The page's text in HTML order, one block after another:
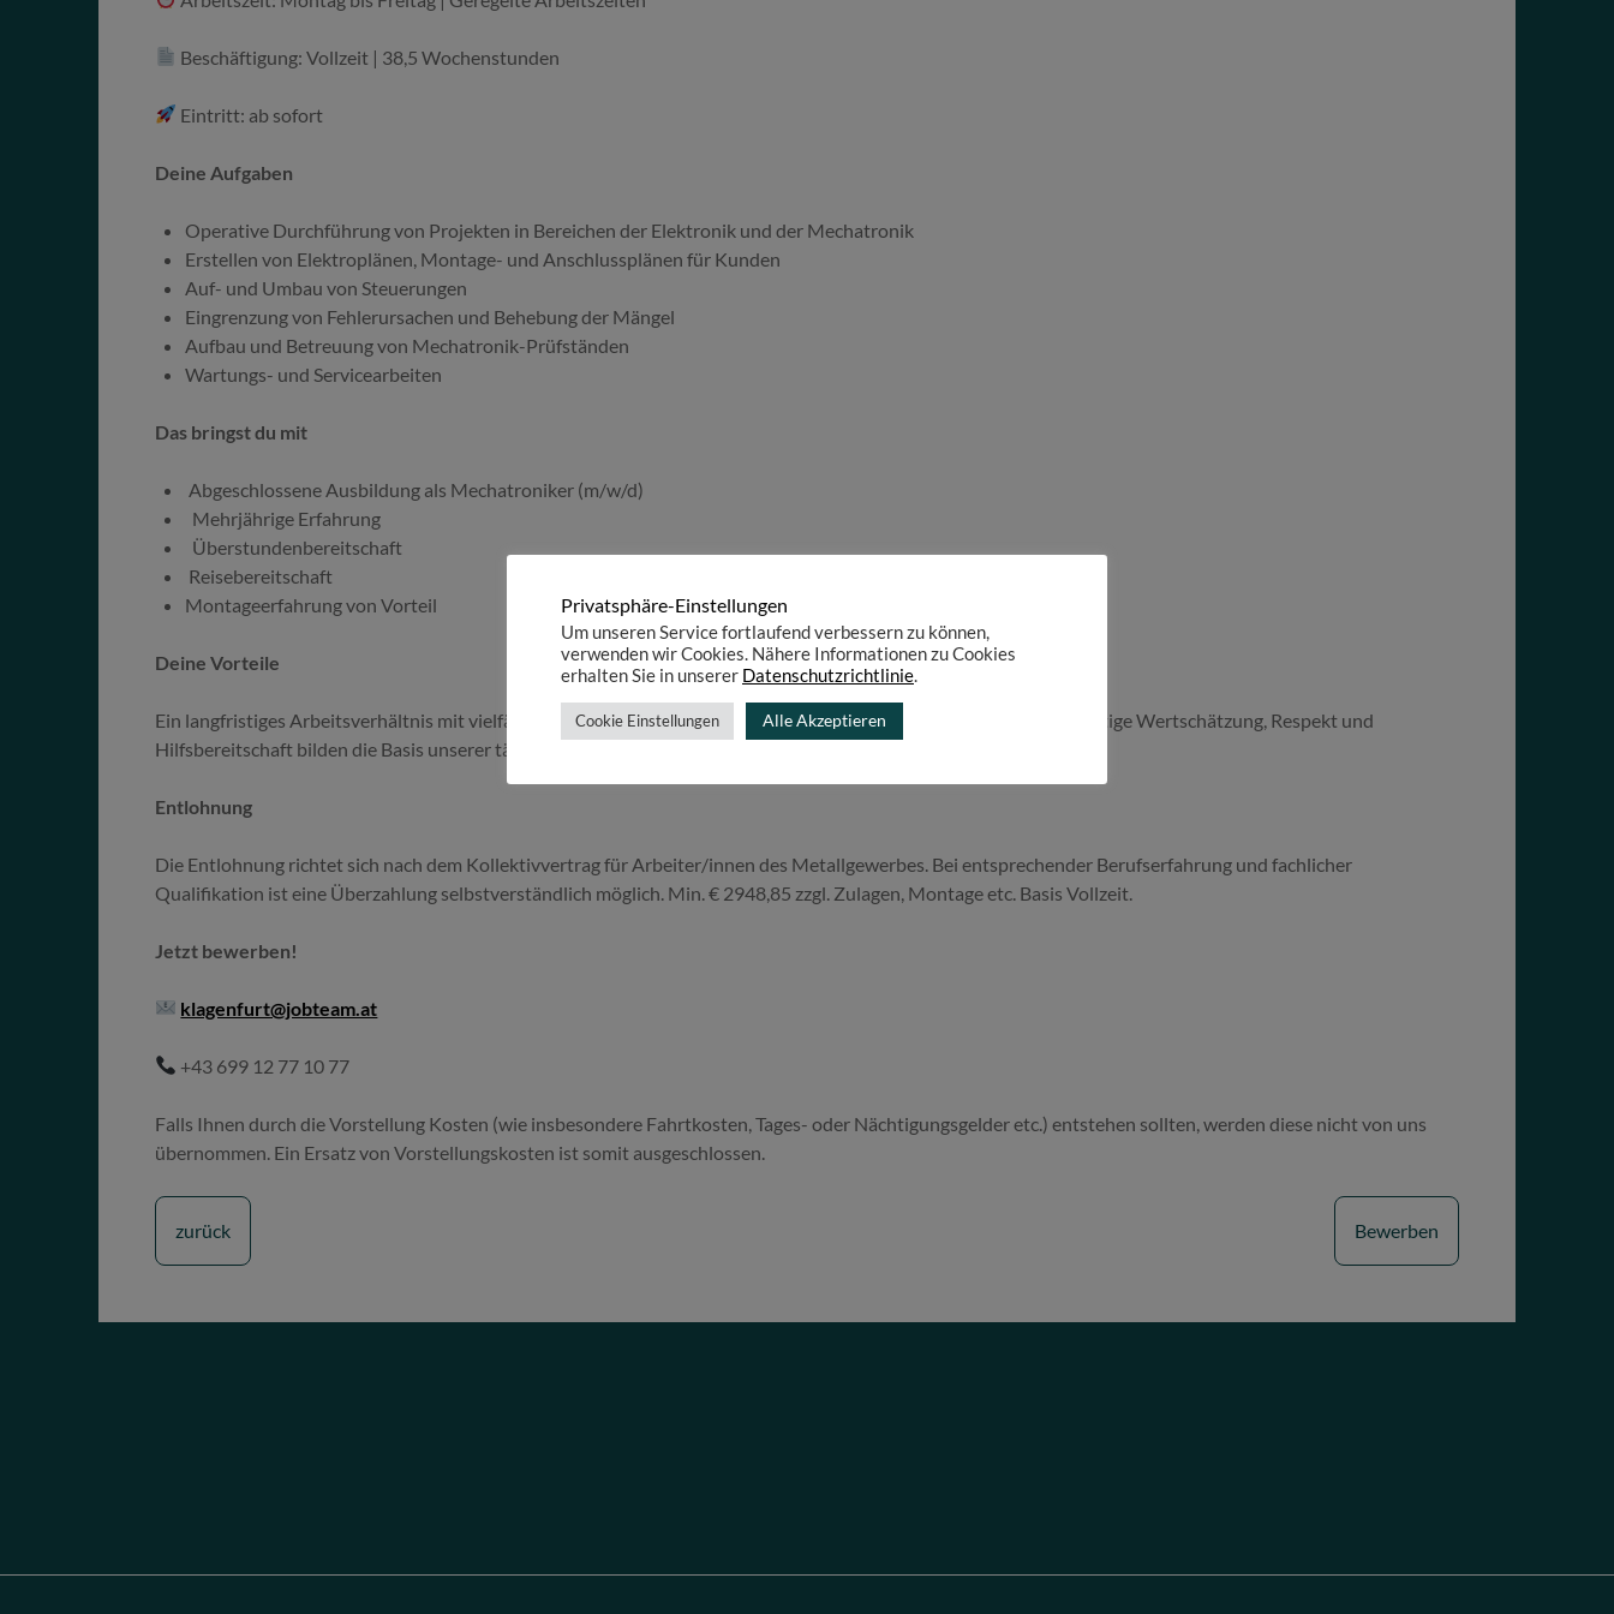
Beschäftigung: Vollzeit | 38,5 Wochenstunden
Eintritt: ab sofort
Deine Aufgaben
Operative Durchführung von Projekten in Bereichen der Elektronik und der Mechatronik
Erstellen von Elektroplänen, Montage- und Anschlussplänen für Kunden
Auf- und Umbau von Steuerungen
Eingrenzung von Fehlerursachen und Behebung der Mängel
Aufbau und Betreuung von Mechatronik-Prüfständen
Wartungs- und Servicearbeiten
Das bringst du mit
Abgeschlossene Ausbildung als Mechatroniker (m/w/d)
Mehrjährige Erfahrung
Überstundenbereitschaft
Reisebereitschaft
Montageerfahrung von Vorteil
Deine Vorteile
Ein langfristiges Arbeitsverhältnis mit vielfältigen und interessanten Aufgaben. Ein starker Zusammenhalt, gegenseitige Wertschätzung, Respekt und
Hilfsbereitschaft bilden die Basis unserer täglichen Zusammenarbeit.
Entlohnung
Die Entlohnung richtet sich nach dem Kollektivvertrag für Arbeiter/innen des Metallgewerbes. Bei entsprechender Berufserfahrung und fachlicher
Qualifikation ist eine Überzahlung selbstverständlich möglich. Min. € 2948,85 zzgl. Zulagen, Montage etc. Basis Vollzeit.
Jetzt bewerben!
klagenfurt@jobteam.at
+43 699 12 77 10 77
Falls Ihnen durch die Vorstellung Kosten (wie insbesondere Fahrtkosten, Tages- oder Nächtigungsgelder etc.) entstehen sollten, werden diese nicht von uns
übernommen. Ein Ersatz von Vorstellungskosten ist somit ausgeschlossen.
zurück Bewerben
Privatsphäre-Einstellungen
Um unseren Service fortlaufend verbessern zu können,
verwenden wir Cookies. Nähere Informationen zu Cookies
erhalten Sie in unserer Datenschutzrichtlinie.
Cookie Einstellungen Alle Akzeptieren